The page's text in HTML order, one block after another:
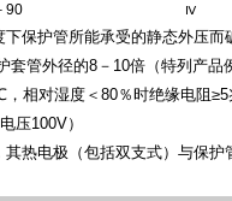
90 Ⅳ
护管所能承受的静态外压而
管外径的8－10倍（特列产品
对湿度＜80％时绝缘电阻≥5
压100V）
电极（包括双支式）与保护